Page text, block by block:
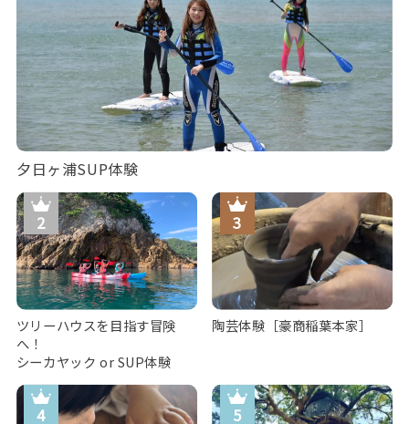
夕日ヶ浦SUP体験
ツリーハウスを目指す冒険
へ！
シーカヤック or SUP体験
陶芸体験［豪商稲葉本家］